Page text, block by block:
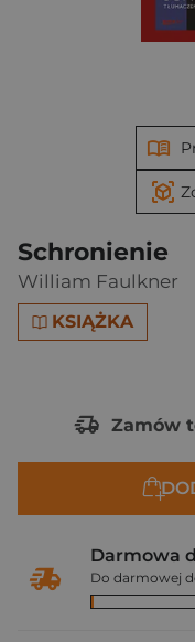
Schronienie
William Faulkner
KSIĄŻKA
Zamów
Darmowa
Do darmowej